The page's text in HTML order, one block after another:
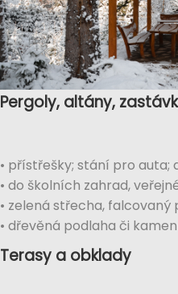
Pergoly, altány,
• přístřešky; stání pro auta;
• do školních zahrad,
• zelená střecha,
• dřevěná podlaha či
Terasy a obklady